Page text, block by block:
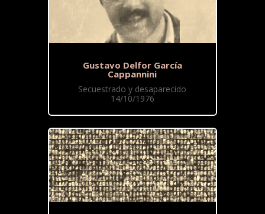
Gustavo Delfor García
Cappannini
Secuestrado y desaparecido
14/10/1976